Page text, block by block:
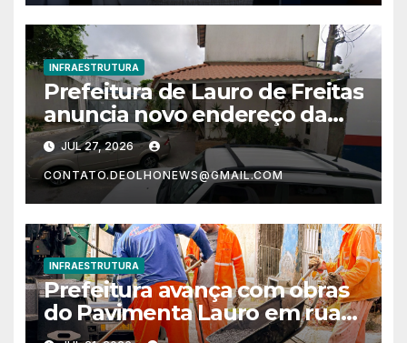
INFRAESTRUTURA
Prefeitura de Lauro de Freitas
anuncia novo endereço da
Sedur
JUL 27, 2026
CONTATO.DEOLHONEWS@GMAIL.COM
INFRAESTRUTURA
Prefeitura avança com obras
do Pavimenta Lauro em ruas
de Itinga